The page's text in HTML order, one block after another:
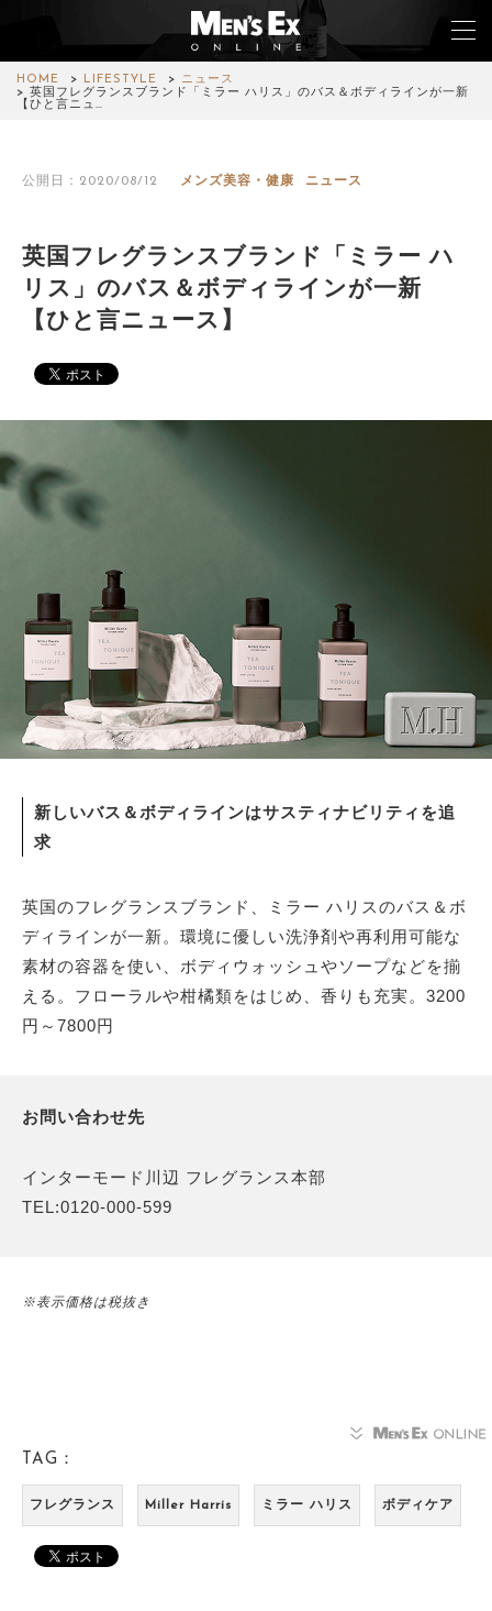
HOME LIFESTYLE
ニュース
英国フレグランスブランド「ミラー ハリス」のバス＆ボディラインが一新
【ひと言ニュ…
公開日：2020/08/12 メンズ美容・健康 ニュース
英国フレグランスブランド「ミラー ハ
リス」のバス＆ボディラインが一新
【ひと言ニュース】
新しいバス＆ボディラインはサスティナビリティを追
求
英国のフレグランスブランド、ミラー ハリスのバス＆ボ
ディラインが一新。環境に優しい洗浄剤や再利用可能な
素材の容器を使い、ボディウォッシュやソープなどを揃
える。フローラルや柑橘類をはじめ、香りも充実。3200
円～7800円
お問い合わせ先
インターモード川辺 フレグランス本部
TEL:0120-000-599
※表示価格は税抜き
TAG：
フレグランス Miller Harris ミラー ハリス ボディケア
FASHION
WATCH
CAR&BIKE
COLUMN
ABOUT SITE